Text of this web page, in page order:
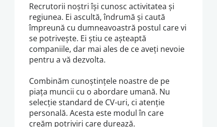
Recrutorii noștri își cunosc activitatea și
regiunea. Ei ascultă, îndrumă și caută
împreună cu dumneavoastră postul care vi
se potrivește. Ei știu ce așteaptă
companiile, dar mai ales de ce aveți nevoie
pentru a vă dezvolta.
Combinăm cunoștințele noastre de pe
piața muncii cu o abordare umană. Nu
selecție standard de CV-uri, ci atenție
personală. Acesta este modul în care
creăm potriviri care durează.